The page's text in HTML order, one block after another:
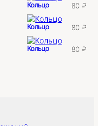
Кольцо 80₽
Кольцо 80₽
Кольцо 80₽